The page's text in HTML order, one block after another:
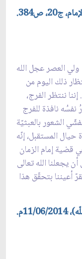
ص384.
العصر عجل الله
ذلك اليوم من
ننتظر الفرج،
نفسُه نافذة للفرج
الشعور بالعبثيّة
المستقبل، إنّه
قضية إمام الزمان
يجعلنا الله تعالى
أعيننا بتحقّق هذا